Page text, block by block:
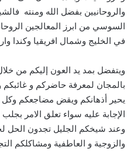
والروحانيين بفضل الله ومنته
السوسي من ابرز المعالجين
في الخليج وشمال افريقيا وكندا
ويتفضل بمد يد العون إليكم من
بالمجان لمعرفة حاضركم و
يحير أذهانكم ويقض مضاجعكم
الإجابة عليه سواء تعلق الامر
وعند شيخكم الجليل تجدون الحل
والزوجية و العاطفية ومشاكلكم